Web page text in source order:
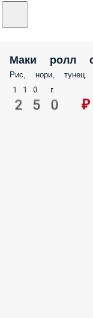
Маки ролл
Рис, нори,
110 г.
250 ₽